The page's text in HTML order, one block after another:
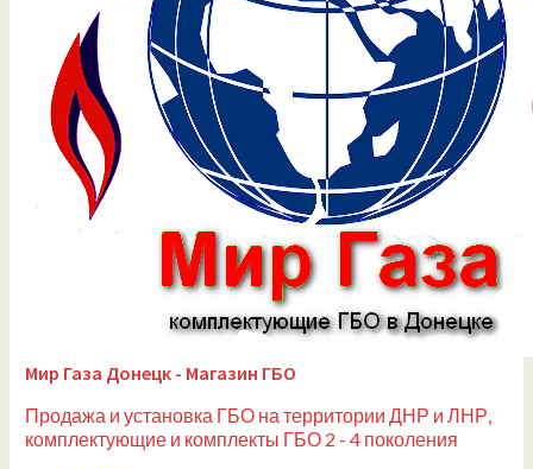
Мир Газа Донецк - Магазин ГБО
Продажа и установка ГБО на территории ДНР и ЛНР,
комплектующие и комплекты ГБО 2 - 4 поколения